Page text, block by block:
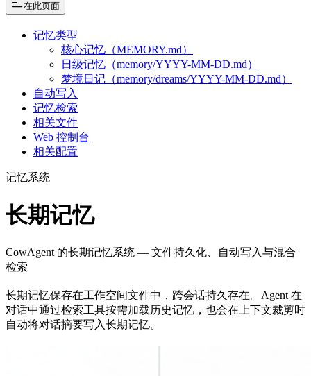
在此页面
记忆类型
核心记忆（MEMORY.md）
日级记忆（memory/YYYY-MM-DD.md）
梦境日记（memory/dreams/YYYY-MM-DD.md）
自动写入
记忆检索
相关文件
Web 控制台
相关配置
记忆系统
长期记忆
CowAgent 的长期记忆系统 — 文件持久化、自动写入与混合
检索
长期记忆保存在工作空间文件中，跨会话持久存在。Agent 在
对话中通过检索工具按需加载历史记忆，也会在上下文裁剪时
自动将对话摘要写入长期记忆。